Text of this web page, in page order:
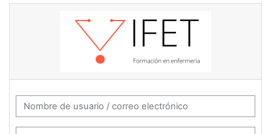
Salta al contenido principal
Nombre de usuario / correo electrónico